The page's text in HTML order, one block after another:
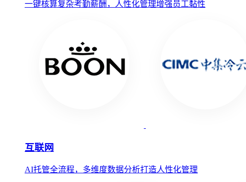
一键核算复杂考勤薪酬，人性化管理增强员工黏性
互联网
AI托管全流程，多维度数据分析打造人性化管理